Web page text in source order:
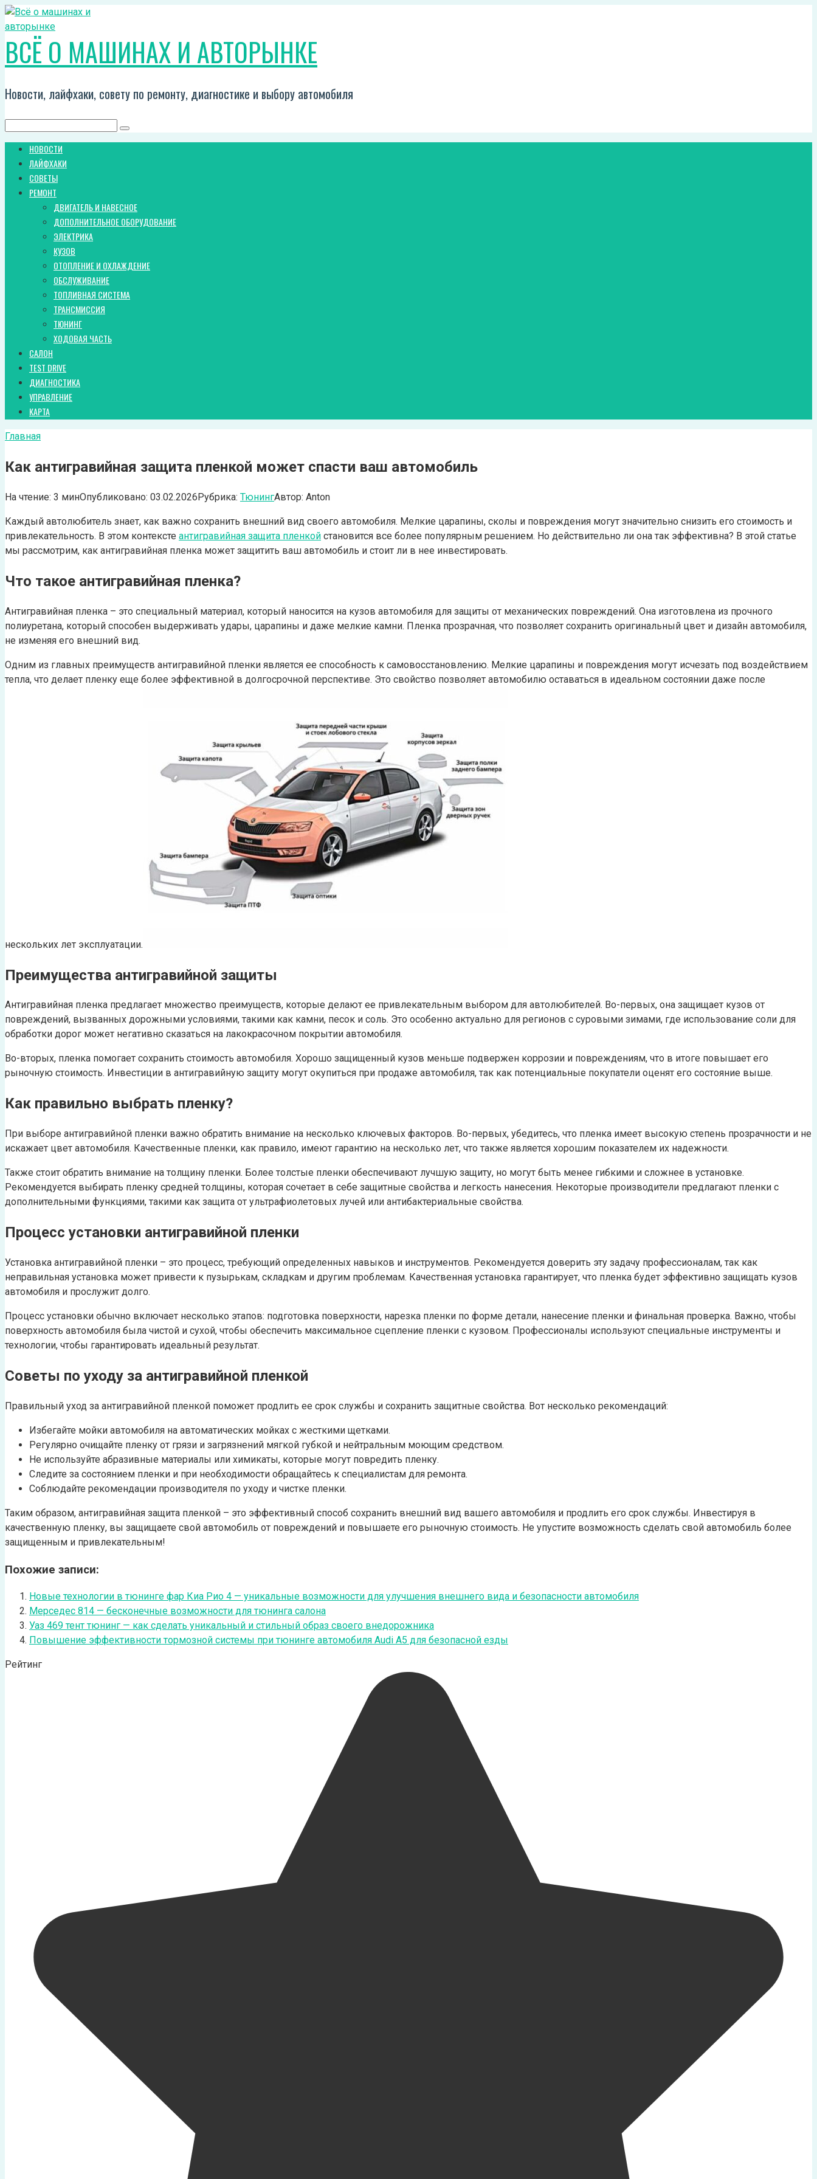
Перейти
к
контенту
ВСЁ О МАШИНАХ И АВТОРЫНКЕ
Новости, лайфхаки, совету по ремонту, диагностике и выбору автомобиля
НОВОСТИ
ЛАЙФХАКИ
СОВЕТЫ
РЕМОНТ
ДВИГАТЕЛЬ И НАВЕСНОЕ
ДОПОЛНИТЕЛЬНОЕ ОБОРУДОВАНИЕ
ЭЛЕКТРИКА
КУЗОВ
ОТОПЛЕНИЕ И ОХЛАЖДЕНИЕ
ОБСЛУЖИВАНИЕ
ТОПЛИВНАЯ СИСТЕМА
ТРАНСМИССИЯ
ТЮНИНГ
ХОДОВАЯ ЧАСТЬ
САЛОН
TEST DRIVE
ДИАГНОСТИКА
УПРАВЛЕНИЕ
КАРТА
Главная
Как антигравийная защита пленкой может спасти ваш автомобиль
На чтение: 3 минОпубликовано: 03.02.2026Рубрика: ТюнингАвтор: Anton
Каждый автолюбитель знает, как важно сохранить внешний вид своего автомобиля. Мелкие царапины, сколы и повреждения могут значительно снизить его стоимость и
привлекательность. В этом контексте антигравийная защита пленкой становится все более популярным решением. Но действительно ли она так эффективна? В этой статье
мы рассмотрим, как антигравийная пленка может защитить ваш автомобиль и стоит ли в нее инвестировать.
Что такое антигравийная пленка?
Антигравийная пленка – это специальный материал, который наносится на кузов автомобиля для защиты от механических повреждений. Она изготовлена из прочного
полиуретана, который способен выдерживать удары, царапины и даже мелкие камни. Пленка прозрачная, что позволяет сохранить оригинальный цвет и дизайн автомобиля,
не изменяя его внешний вид.
Одним из главных преимуществ антигравийной пленки является ее способность к самовосстановлению. Мелкие царапины и повреждения могут исчезать под воздействием
тепла, что делает пленку еще более эффективной в долгосрочной перспективе. Это свойство позволяет автомобилю оставаться в идеальном состоянии даже после
нескольких лет эксплуатации.
Преимущества антигравийной защиты
Антигравийная пленка предлагает множество преимуществ, которые делают ее привлекательным выбором для автолюбителей. Во-первых, она защищает кузов от
повреждений, вызванных дорожными условиями, такими как камни, песок и соль. Это особенно актуально для регионов с суровыми зимами, где использование соли для
обработки дорог может негативно сказаться на лакокрасочном покрытии автомобиля.
Во-вторых, пленка помогает сохранить стоимость автомобиля. Хорошо защищенный кузов меньше подвержен коррозии и повреждениям, что в итоге повышает его
рыночную стоимость. Инвестиции в антигравийную защиту могут окупиться при продаже автомобиля, так как потенциальные покупатели оценят его состояние выше.
Как правильно выбрать пленку?
При выборе антигравийной пленки важно обратить внимание на несколько ключевых факторов. Во-первых, убедитесь, что пленка имеет высокую степень прозрачности и не
искажает цвет автомобиля. Качественные пленки, как правило, имеют гарантию на несколько лет, что также является хорошим показателем их надежности.
Также стоит обратить внимание на толщину пленки. Более толстые пленки обеспечивают лучшую защиту, но могут быть менее гибкими и сложнее в установке.
Рекомендуется выбирать пленку средней толщины, которая сочетает в себе защитные свойства и легкость нанесения. Некоторые производители предлагают пленки с
дополнительными функциями, такими как защита от ультрафиолетовых лучей или антибактериальные свойства.
Процесс установки антигравийной пленки
Установка антигравийной пленки – это процесс, требующий определенных навыков и инструментов. Рекомендуется доверить эту задачу профессионалам, так как
неправильная установка может привести к пузырькам, складкам и другим проблемам. Качественная установка гарантирует, что пленка будет эффективно защищать кузов
автомобиля и прослужит долго.
Процесс установки обычно включает несколько этапов: подготовка поверхности, нарезка пленки по форме детали, нанесение пленки и финальная проверка. Важно, чтобы
поверхность автомобиля была чистой и сухой, чтобы обеспечить максимальное сцепление пленки с кузовом. Профессионалы используют специальные инструменты и
технологии, чтобы гарантировать идеальный результат.
Советы по уходу за антигравийной пленкой
Правильный уход за антигравийной пленкой поможет продлить ее срок службы и сохранить защитные свойства. Вот несколько рекомендаций:
Избегайте мойки автомобиля на автоматических мойках с жесткими щетками.
Регулярно очищайте пленку от грязи и загрязнений мягкой губкой и нейтральным моющим средством.
Не используйте абразивные материалы или химикаты, которые могут повредить пленку.
Следите за состоянием пленки и при необходимости обращайтесь к специалистам для ремонта.
Соблюдайте рекомендации производителя по уходу и чистке пленки.
Таким образом, антигравийная защита пленкой – это эффективный способ сохранить внешний вид вашего автомобиля и продлить его срок службы. Инвестируя в
качественную пленку, вы защищаете свой автомобиль от повреждений и повышаете его рыночную стоимость. Не упустите возможность сделать свой автомобиль более
защищенным и привлекательным!
Похожие записи:
Новые технологии в тюнинге фар Киа Рио 4 — уникальные возможности для улучшения внешнего вида и безопасности автомобиля
Мерседес 814 — бесконечные возможности для тюнинга салона
Уаз 469 тент тюнинг — как сделать уникальный и стильный образ своего внедорожника
Повышение эффективности тормозной системы при тюнинге автомобиля Audi A5 для безопасной езды
Рейтинг